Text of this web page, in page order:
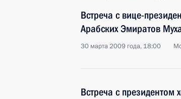
Встреча с вице-
Арабских Эмиратов
30 марта 2009 года, 18:00
Встреча с президентом